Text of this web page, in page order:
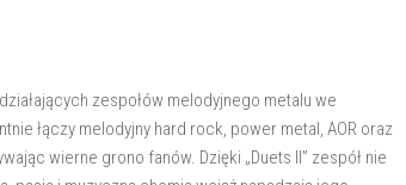
zespołów melodyjnego metalu we
łączy melodyjny hard rock, power metal, AOR oraz
wierne grono fanów. Dzięki „Duets II” zespół nie